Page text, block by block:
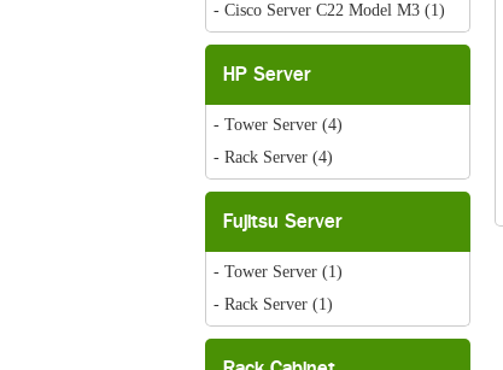
- Cisco Server C22 Model M3 (1)
HP Server
- Tower Server (4)
- Rack Server (4)
Fujitsu Server
- Tower Server (1)
- Rack Server (1)